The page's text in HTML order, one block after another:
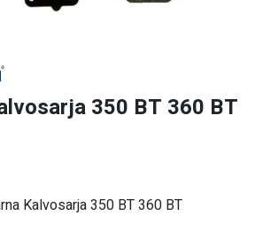
350 BT 360 BT
Kalvosarja 350 BT 360 BT